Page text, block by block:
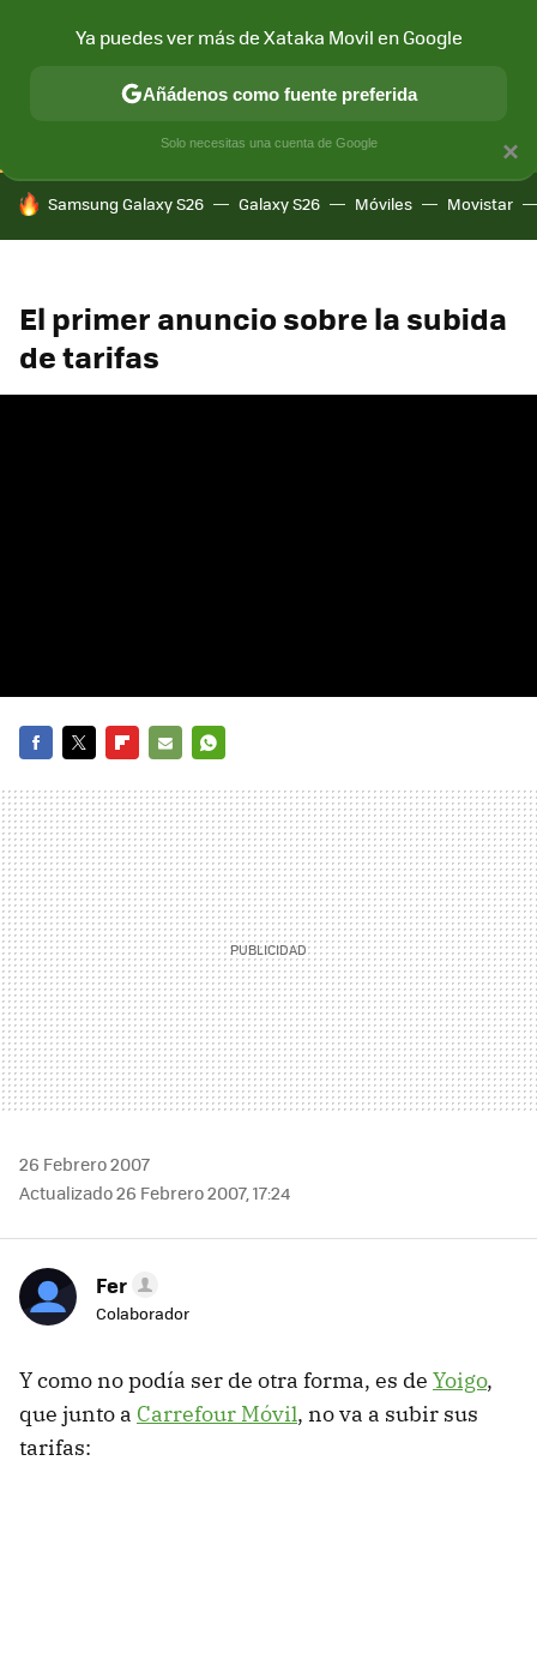
CONECTIVIDAD MÓVIL Y SOCIEDAD APLICACIONES
HOY SE HABLA DE
Samsung Galaxy S26 Galaxy S26 Móviles Movistar
El primer anuncio sobre la subida
de tarifas
MAIL
26 Febrero 2007
Actualizado 26 Febrero 2007, 17:24
Fer
Colaborador
Y como no podía ser de otra forma, es de Yoigo,
que junto a Carrefour Móvil, no va a subir sus
tarifas:
×
Ya puedes ver más de Xataka Movil en Google
Añádenos como fuente preferida
Solo necesitas una cuenta de Google